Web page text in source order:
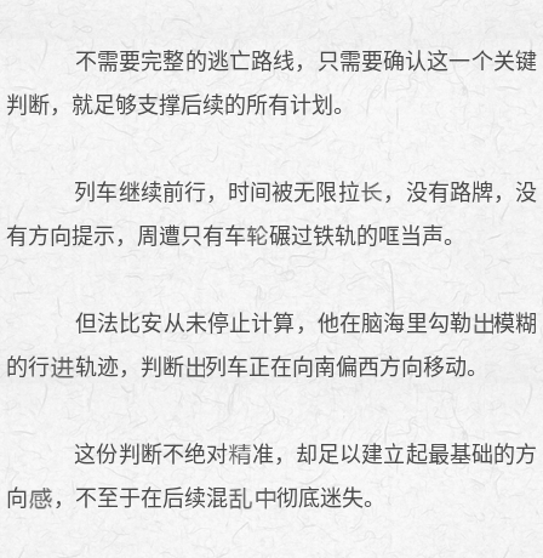
不需要完整的逃亡路线，只需要确认这一个关键
判断，就足够支撑后续的所有计划。
列车继续前行，时间被无限拉
，没有路牌，没
有方向提示，周遭只有车
碾过铁轨的哐当声。
但法比安从未停止计算，他在脑海里勾勒
模糊
的行
轨迹，判断 列车正在向南偏西方向移动。
这份判断不绝对
准，却足以建立起最基础的方
向
，不至于在后续混 彻底迷失。